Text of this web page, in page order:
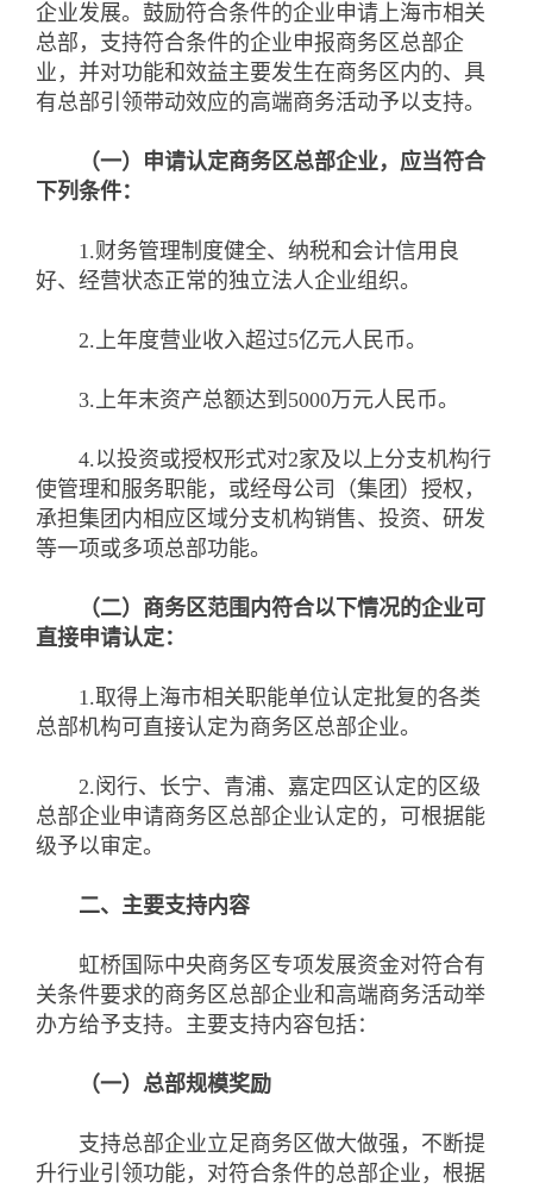
企业发展。鼓励符合条件的企业申请上海市相关
总部，支持符合条件的企业申报商务区总部企
业，并对功能和效益主要发生在商务区内的、具
有总部引领带动效应的高端商务活动予以支持。
（一）申请认定商务区总部企业，应当符合
下列条件：
1.财务管理制度健全、纳税和会计信用良
好、经营状态正常的独立法人企业组织。
2.上年度营业收入超过5亿元人民币。
3.上年末资产总额达到5000万元人民币。
4.以投资或授权形式对2家及以上分支机构行
使管理和服务职能，或经母公司（集团）授权，
承担集团内相应区域分支机构销售、投资、研发
等一项或多项总部功能。
（二）商务区范围内符合以下情况的企业可
直接申请认定：
1.取得上海市相关职能单位认定批复的各类
总部机构可直接认定为商务区总部企业。
2.闵行、长宁、青浦、嘉定四区认定的区级
总部企业申请商务区总部企业认定的，可根据能
级予以审定。
二、主要支持内容
虹桥国际中央商务区专项发展资金对符合有
关条件要求的商务区总部企业和高端商务活动举
办方给予支持。主要支持内容包括：
（一）总部规模奖励
支持总部企业立足商务区做大做强，不断提
升行业引领功能，对符合条件的总部企业，根据